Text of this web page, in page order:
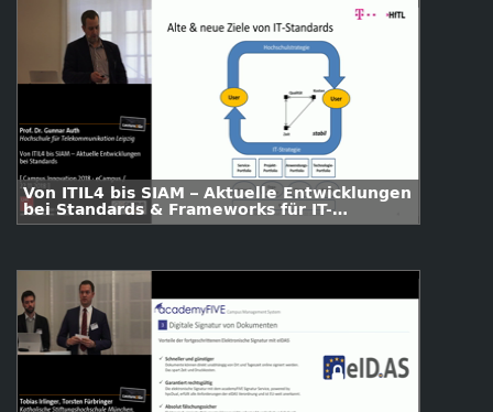
Von ITIL4 bis SIAM – Aktuelle Entwicklungen
bei Standards & Frameworks für IT-
Management